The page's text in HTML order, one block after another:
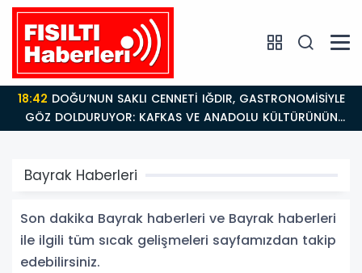
18:26Fısıltı Haberleri Iğdır Tanıtımları Devam Ediyor:
Türkiye’nin Doğu Kapısı Iğdır’ın Saklı Cennetleri
Keşfedilmeyi Bekliyor
Bayrak Haberleri
Son dakika Bayrak haberleri ve Bayrak haberleri
ile ilgili tüm sıcak gelişmeleri sayfamızdan takip
edebilirsiniz.